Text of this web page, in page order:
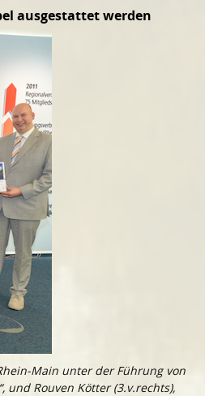
ausgestattet werden
Main unter der Führung von
und Rouven Kötter (3.v.rechts),